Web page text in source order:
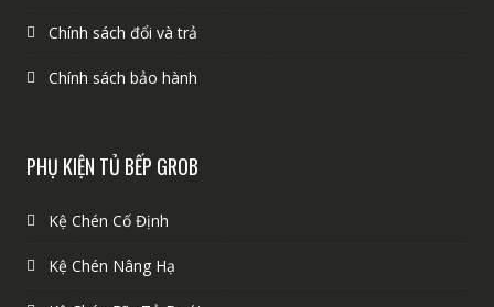
Chính sách đổi và trả
Chính sách bảo hành
PHỤ KIỆN TỦ BẾP GROB
Kệ Chén Cố Định
Kệ Chén Nâng Hạ